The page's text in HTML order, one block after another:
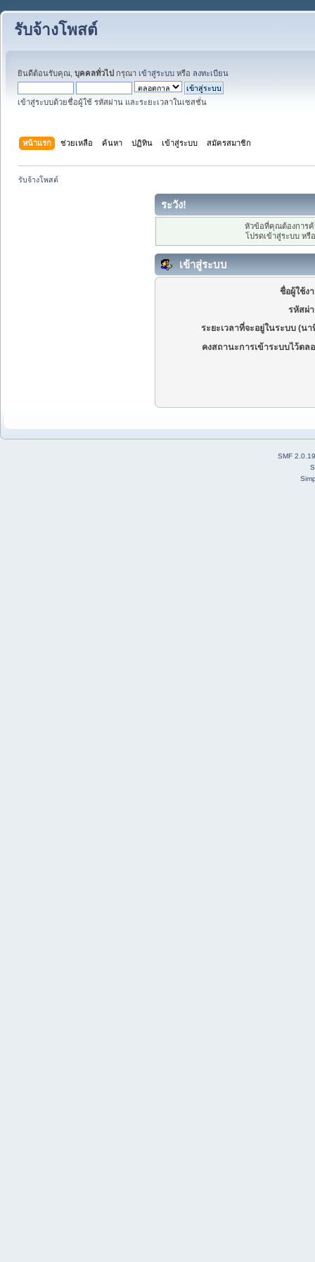
รับจ้างโพสต์
ยินดีต้อนรับคุณ, บุคคลทั่วไป กรุณา เข้าสู่ระบบ หรือ ลงทะเบียน
เข้าสู่ระบบด้วยชื่อผู้ใช้ รหัสผ่าน และระยะเวลาในเซสชั่น
หน้าแรก ช่วยเหลือ ค้นหา ปฏิทิน เข้าสู่ระบบ สมัครสมาชิก
รับจ้างโพสต์
ระวัง!
หัวข้อที่คุณต้องการ
โปรดเข้าสู่ระบบ หรื
เข้าสู่ระบบ
ชื่อผู้ใช้ง
รหัสผ่
ระยะเวลาที่จะอยู่ในระบบ (นา
คงสถานะการเข้าระบบไว้ตล
SMF 2.0.19